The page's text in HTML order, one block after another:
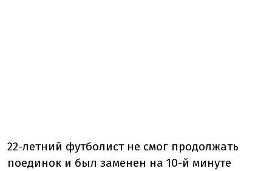
22-летний футболист не смог продолжать
поединок и был заменен на 10-й минуте